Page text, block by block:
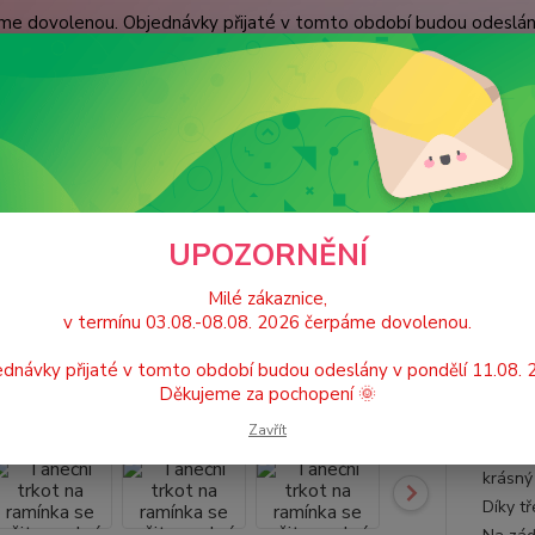
dovolenou. Objednávky přijaté v tomto období budou
Spokojenost zákazníků
Hledat
(Po-
Dívčí taneční trikoty, dresy se sukní Taneční trikoty se sukní Taneční
trkot na ramínka se všitou
Díky
UPOZORNĚNÍ
Milé zákaznice,
v termínu 03.08.-08.08. 2026 čerpáme dovolenou.
přijaté v tomto období budou odeslány v pondělí 11.08.
Děkujeme za pochopení 🌞
Zavřít